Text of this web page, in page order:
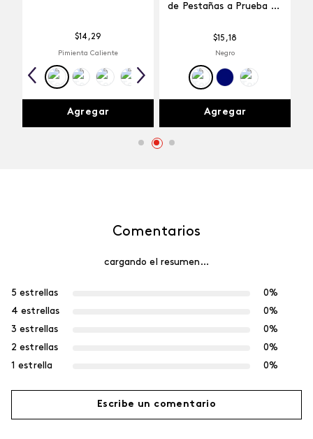
$14 ,29
Pimienta Caliente
Agregar
de Pestañas a Prueba de
$15 ,18
Negro
Agregar
Comentarios
cargando el resumen…
5 estrellas
0%
4 estrellas
0%
3 estrellas
0%
2 estrellas
0%
1 estrella
0%
Escribe un comentario